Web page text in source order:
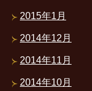
2015年1月
2014年12月
2014年11月
2014年10月